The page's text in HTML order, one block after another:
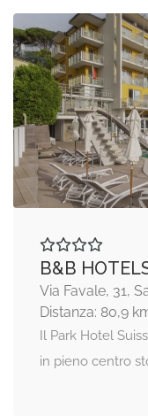
B&B
Via Favale, 31,
Distanza: 80,9
Il Park Hotel
in pieno centro